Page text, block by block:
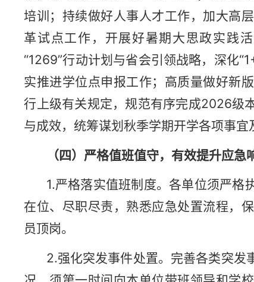
培训；持续做好人事人才工作，加大高
革试点工作，开展好暑期大思政实践
“1269”行动计划与省会引领战略，深化
实推进学位点申报工作；高质量做好新
行上级有关规定，规范有序完成2026级
与成效，统筹谋划秋季学期开学各项事宜
（四）严格值班值守， 有效提升应急
1.严格落实值班制度。各单位须严格
在位、尽职尽责，熟悉应急处置流程，
员顶岗。
2.强化突发事件处置。完善各类突发